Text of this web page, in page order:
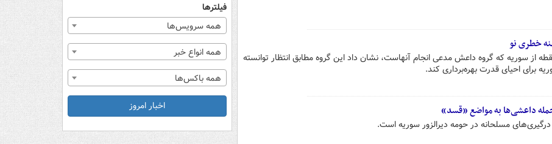
خطری نو
از سوریه که گروه داعش مدعی انجام آنهاست، نشان داد این گروه مطابق انتظار توانسته
برای احیای قدرت‌ بهره‌برداری کند.
داعشی‌ها به مواضع «قسد»
مسلحانه در حومه دیرالزور سوریه است.
فیلترها
همه سرویس‌ها
همه انواع خبر
همه باکس‌ها
اخبار امروز